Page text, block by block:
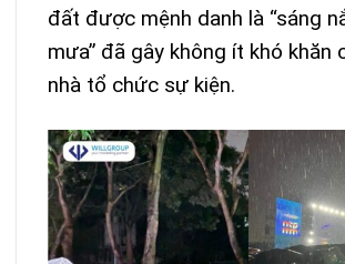
đất được mệnh danh là “sáng
mưa” đã gây không ít khó khăn
nhà tổ chức sự kiện.